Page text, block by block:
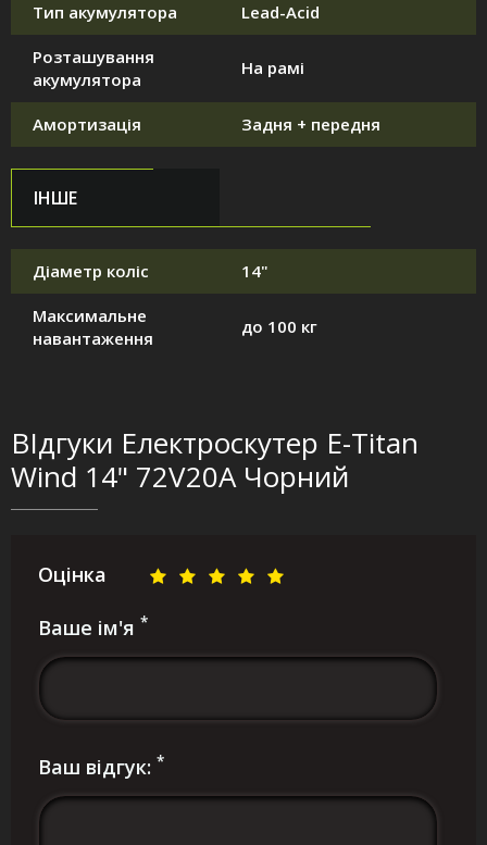
Тип акумулятора Lead-Acid
Розташування
акумулятора
На рамі
Амортизація Задня + передня
ІНШЕ
Діаметр коліс 14"
Максимальне
навантаження
до 100 кг
ВІдгуки Електроскутер E-Titan
Wind 14" 72V20A Чорний
Оцінка
Ваше ім'я *
Ваш відгук: *